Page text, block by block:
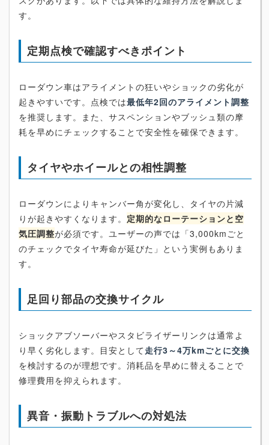
す。
定期点検で確認すべきポイント
ローダウン車はアライメントの狂いやショックの劣化が
起きやすいです。点検では最低年2回のアライメント調整
を推奨します。また、サスペンションやブッシュ類の摩
耗を早めにチェックすることで安全性を確保できます。
タイヤやホイールとの相性調整
ローダウンによりキャンバー角が変化し、タイヤの片減
りが起きやすくなります。 定期的なローテーションと空
気圧調整が必須です。ユーザーの声では「3,000kmごと
のチェックでタイヤ寿命が延びた」という実例もありま
す。
足回り部品の交換サイクル
ショックアブソーバーやスタビライザーリンクは通常よ
り早く劣化します。目安として走行3～4万kmごとに交換
を検討するのが理想です。消耗品を早めに替えることで
修理費用を抑えられます。
異音・振動トラブルへの対処法